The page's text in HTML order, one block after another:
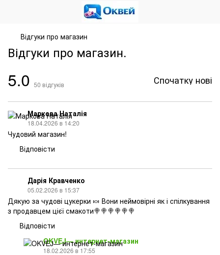
Відгуки про магазин
Відгуки про магазин.
5.0 50 відгуків Спочатку нові
Маркова Наталія
18.04.2026 в 14:20
Чудовий магазин!
Відповісти
Дарія Кравченко
05.02.2026 в 15:37
Дякую за чудові цукерки 🍬 Вони неймовірні як і спілкування
з продавцем цієї смакоти🍭🍭🍭🍭🍭🍭
Відповісти
OKVEJ— интернет-магазин
18.02.2026 в 17:55